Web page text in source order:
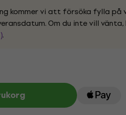
kommer vi att försöka fylla på
Om du inte vill vänta,
.